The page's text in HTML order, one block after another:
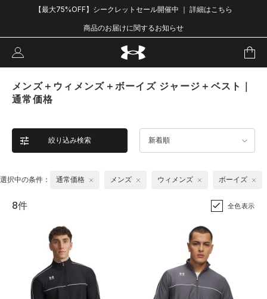
【最大75%OFF】シークレットセール開催中 ｜ 詳細はこちら
商品のお届けに関するお知らせ
メンズ＋ウィメンズ＋ボーイズ ジャージ＋ベスト｜
通常価格
絞り込み検索 新着順
選択中の条件： 通常価格 メンズ ウィメンズ ボーイズ
8件 全色表示